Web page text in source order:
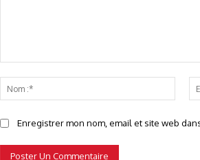
:*
Enregistrer mon nom, email et site web